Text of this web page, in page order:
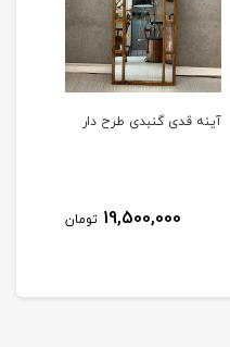
آینه قدی گنبدی طرح دار
19,500,000 تومان